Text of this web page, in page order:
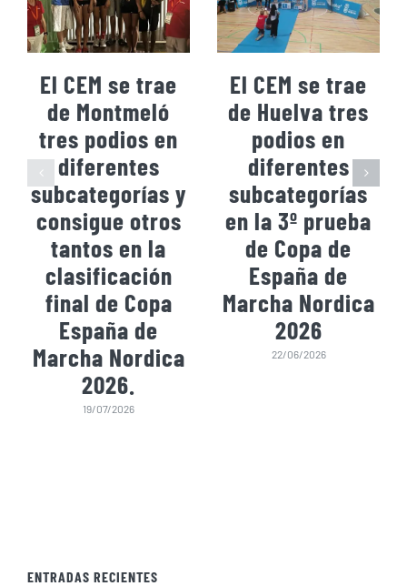
El CEM se trae
de Montmeló
tres podios en
diferentes
subcategorías y
consigue otros
tantos en la
clasificación
final de Copa
España de
Marcha Nordica
2026.
19/07/2026
El CEM se trae
de Huelva tres
podios en
diferentes
subcategorías
en la 3º prueba
de Copa de
España de
Marcha Nordica
2026
22/06/2026
ENTRADAS RECIENTES